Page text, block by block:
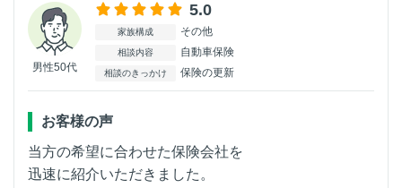
男性50代
5.0
家族構成 その他
相談内容 自動車保険
相談のきっかけ 保険の更新
お客様の声
当方の希望に合わせた保険会社を
迅速に紹介いただきました。